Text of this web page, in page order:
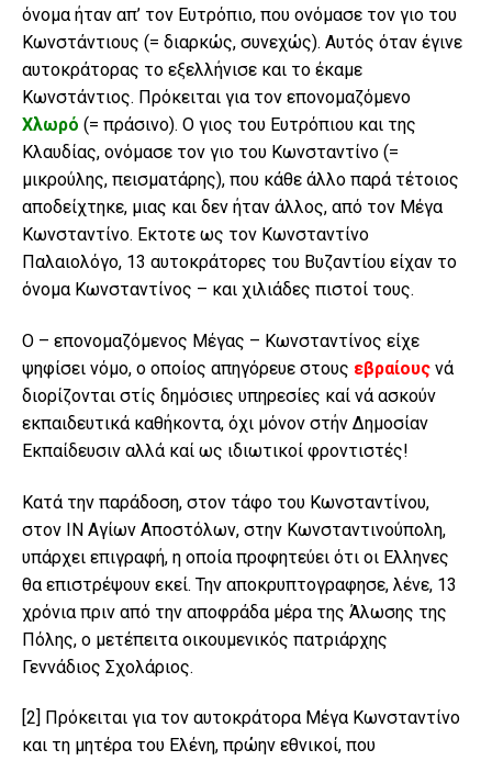
όνομα ήταν απ’ τον Ευτρόπιο, που ονόμασε τον γιο του
Κωνστάντιους (= διαρκώς, συνεχώς). Αυτός όταν έγινε
αυτοκράτορας το εξελλήνισε και το έκαμε
Κωνστάντιος. Πρόκειται για τον επονομαζόμενο
Χλωρό (= πράσινο). Ο γιος του Ευτρόπιου και της
Κλαυδίας, ονόμασε τον γιο του Κωνσταντίνο (=
μικρούλης, πεισματάρης), που κάθε άλλο παρά τέτοιος
αποδείχτηκε, μιας και δεν ήταν άλλος, από τον Μέγα
Κωνσταντίνο. Εκτοτε ως τον Κωνσταντίνο
Παλαιολόγο, 13 αυτοκράτορες του Βυζαντίου είχαν το
όνομα Κωνσταντίνος – και χιλιάδες πιστοί τους.
Ο – επονομαζόμενος Μέγας – Κωνσταντίνος είχε
ψηφίσει νόμο, ο οποίος απηγόρευε στους εβραίους νά
διορίζονται στίς δημόσιες υπηρεσίες καί νά ασκούν
εκπαιδευτικά καθήκοντα, όχι μόνον στήν Δημοσίαν
Εκπαίδευσιν αλλά καί ως ιδιωτικοί φροντιστές!
Κατά την παράδοση, στον τάφο του Κωνσταντίνου,
στον ΙΝ Αγίων Αποστόλων, στην Κωνσταντινούπολη,
υπάρχει επιγραφή, η οποία προφητεύει ότι οι Ελληνες
θα επιστρέψουν εκεί. Την αποκρυπτογραφησε, λένε, 13
χρόνια πριν από την αποφράδα μέρα της Άλωσης της
Πόλης, ο μετέπειτα οικουμενικός πατριάρχης
Γεννάδιος Σχολάριος.
[2]
Πρόκειται για τον αυτοκράτορα Μέγα Κωνσταντίνο
και τη μητέρα του Ελένη, πρώην εθνικοί, που